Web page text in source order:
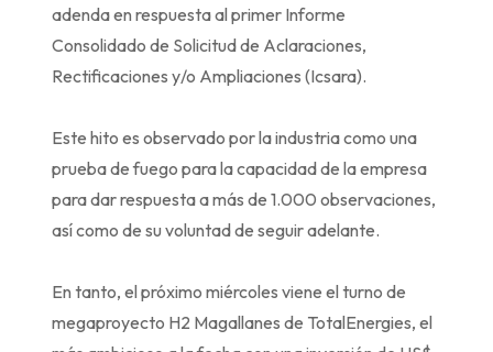
adenda en respuesta al primer Informe
Consolidado de Solicitud de Aclaraciones,
Rectificaciones y/o Ampliaciones (Icsara).
Este hito es observado por la industria como una
prueba de fuego para la capacidad de la empresa
para dar respuesta a más de 1.000 observaciones,
así como de su voluntad de seguir adelante.
En tanto, el próximo miércoles viene el turno de
megaproyecto H2 Magallanes de TotalEnergies, el